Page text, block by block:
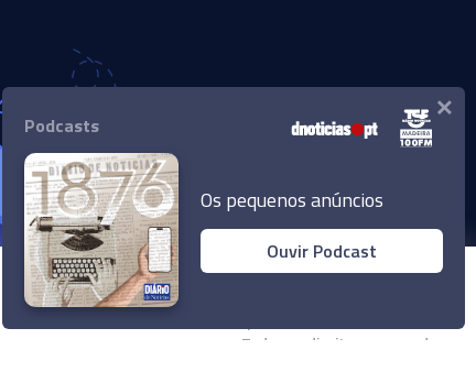
Todos os direitos reservados.
Podcasts
Os pequenos anúncios
Ouvir Podcast
×